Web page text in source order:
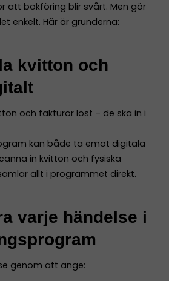
att bokföring blir svårt. Men gör
enkelt. Här är grunderna:
kvitton och
och fakturor löst – de ska in i
kan både ta emot digitala
in kvitton och fysiska
allt i programmet direkt.
varje händelse i
genom att ange: